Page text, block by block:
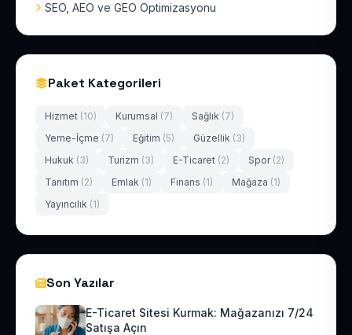
SEO, AEO ve GEO Optimizasyonu
Paket Kategorileri
Hizmet (10) Kurumsal (7) Sağlık (7)
Yeme-İçme (7) Eğitim (5) Güzellik (3)
Hukuk (3) Turizm (3) E-Ticaret (2) Spor (2)
Tanıtım (2) Emlak (1) Finans (1) Mağaza (1)
Yayıncılık (1)
Son Yazılar
E-Ticaret Sitesi Kurmak: Mağazanızı 7/24
Satışa Açın